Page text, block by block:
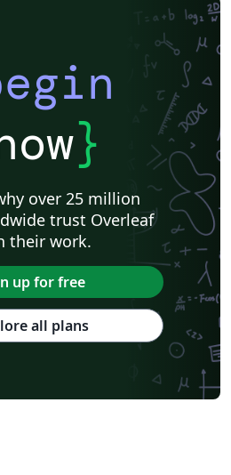
}
over 25 million
trust Overleaf
their work.
up for free
all plans